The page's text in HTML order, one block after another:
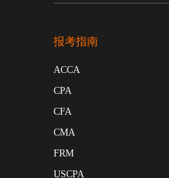
报考指南
ACCA
CPA
CFA
CMA
FRM
USCPA